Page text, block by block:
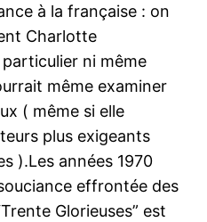
à la française : on
Charlotte
ni même
même examiner
( même si elle
plus exigeants
).Les années 1970
effrontée des
Glorieuses” est